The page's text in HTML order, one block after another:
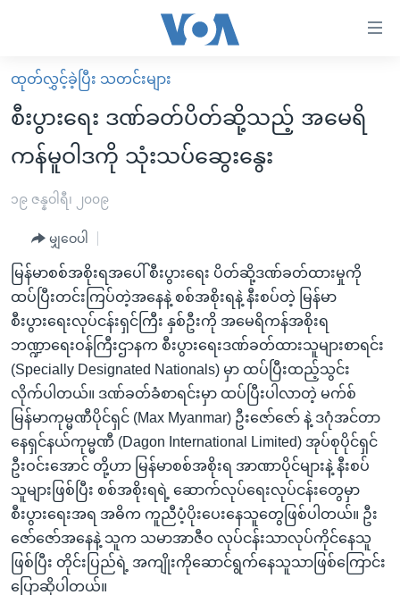
လွယ်ကူ
စေ
သည့်
များ
အကြောင်းအရာ
သို့
ကျော်
ကြည့်
ပင်မ
အ
ညွန်း
စာမျက်နှာ
သို့
ကျော်
ကြည့်
ရန်
ရှာဖွေ
မူလစာမျက်နှာ
မြန်မာ
ကမ္ဘာ့သတင်းများ
နိုင်ငံတကာ
အစ္စရေး-ပါလက်စတိုင်း
ရပ်ဝန်းတခု လမ်းတခု အလွန်
အင်္ဂလိပ်စာလေ့လာမယ်
အမေရိကန်သုံးအီဒီယံ
မကြေးမုံရဲ့ အင်္ဂလိပ်စာ
ရုပ်ရှင်ထဲက အင်္ဂလိပ်စာ
သုတပဒေသာ အင်္ဂလိပ်စာ
အပတ်စဉ်ကဏ္ဍများ
ရေဒီယို
တီဗွီ
ရေဒီယိုနှင့်ရုပ်သံ အချက်အလက်များ
ရေဒီယို/တီဗွီအစီအစဉ်
Learning English
ဗွီအိုအေ လူမှုကွန်ယက်များ
ဘာသာစကားများ
ထုတ်လွှင့်ခဲ့ပြီး သတင်းများ
စီးပွားရေး ဒဏ်ခတ်ပိတ်ဆို့သည့် အမေရိ
ကန်မူဝါဒကို သုံးသပ်ဆွေးနွေး
၁၉ ဇန္နဝါရီ၊ ၂၀၀၉
မျှဝေပါ
မြန်မာစစ်အစိုးရအပေါ် စီးပွားရေး ပိတ်ဆို့ဒဏ်ခတ်ထားမှုကို
ထပ်ပြီးတင်းကြပ်တဲ့အနေနဲ့ စစ်အစိုးရနဲ့ နီးစပ်တဲ့ မြန်မာ
စီးပွားရေးလုပ်ငန်းရှင်ကြီး နှစ်ဦးကို အမေရိကန်အစိုးရ
ဘဏ္ဍာရေးဝန်ကြီးဌာနက စီးပွားရေးဒဏ်ခတ်ထားသူများစာရင်း
(Specially Designated Nationals) မှာ ထပ်ပြီးထည့်သွင်း
လိုက်ပါတယ်။ ဒဏ်ခတ်ခံစာရင်းမှာ ထပ်ပြီးပါလာတဲ့ မက်စ်
မြန်မာကုမ္မဏီပိုင်ရှင် (Max Myanmar) ဦးဇော်ဇော် နဲ့ ဒဂုံအင်တာ
နေရှင်နယ်ကုမ္မဏီ (Dagon International Limited) အုပ်စုပိုင်ရှင်
ဦးဝင်းအောင် တို့ဟာ မြန်မာစစ်အစိုးရ အာဏာပိုင်များနဲ့ နီးစပ်
သူများဖြစ်ပြီး စစ်အစိုးရရဲ့ ဆောက်လုပ်ရေးလုပ်ငန်းတွေမှာ
စီးပွားရေးအရ အဓိက ကူညီပံ့ပိုးပေးနေသူတွေဖြစ်ပါတယ်။ ဦး
ဇော်ဇော်အနေနဲ့ သူက သမာအာဇီဝ လုပ်ငန်းသာလုပ်ကိုင်နေသူ
ဖြစ်ပြီး တိုင်းပြည်ရဲ့ အကျိုးကိုဆောင်ရွက်နေသူသာဖြစ်ကြောင်း
ပြောဆိုပါတယ်။